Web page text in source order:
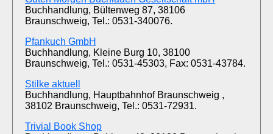
Buchhandlung, Bültenweg 87, 38106
Braunschweig, Tel.: 0531-340076.
Pfankuch GmbH
Buchhandlung, Kleine Burg 10, 38100
Braunschweig, Tel.: 0531-45303, Fax: 0531-43784.
Stilke aktuell
Buchhandlung, Hauptbahnhof Braunschweig ,
38102 Braunschweig, Tel.: 0531-72931.
Trivial Book Shop